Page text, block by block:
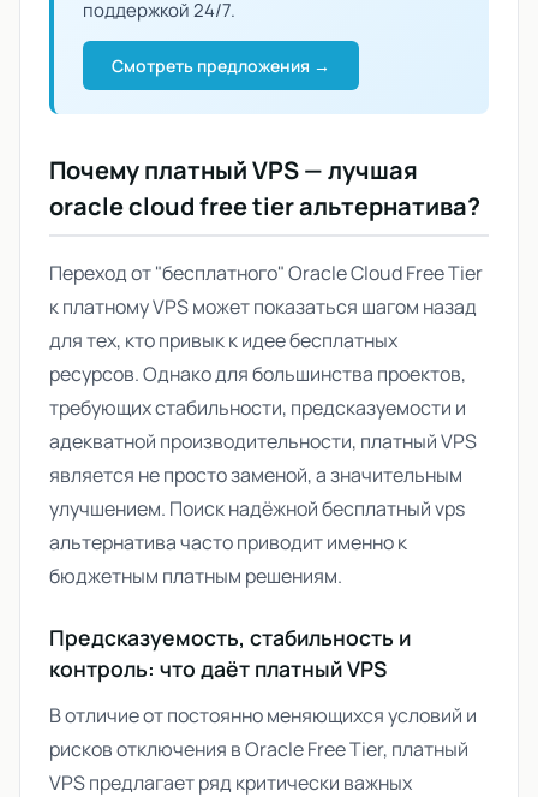
поддержкой 24/7.
Смотреть предложения →
Почему платный VPS — лучшая
oracle cloud free tier альтернатива?
Переход от "бесплатного" Oracle Cloud Free Tier
к платному VPS может показаться шагом назад
для тех, кто привык к идее бесплатных
ресурсов. Однако для большинства проектов,
требующих стабильности, предсказуемости и
адекватной производительности, платный VPS
является не просто заменой, а значительным
улучшением. Поиск надёжнойбесплатный vps
альтернативачасто приводит именно к
бюджетным платным решениям.
Предсказуемость, стабильность и
контроль: что даёт платный VPS
В отличие от постоянно меняющихся условий и
рисков отключения в Oracle Free Tier, платный
VPS предлагает ряд критически важных